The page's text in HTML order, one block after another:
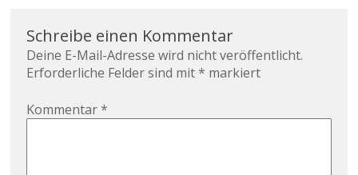
Schreibe einen Kommentar
Deine E-Mail-Adresse wird nicht veröffentlicht.
Erforderliche Felder sind mit* markiert
Kommentar*